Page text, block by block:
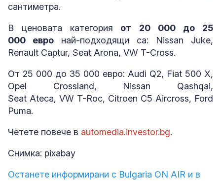
сантиметра.
В ценовата категория от 20 000 до 25
000 евро най-подходящи са: Nissan Juke,
Renault Captur, Seat Arona, VW T-Cross.
От 25 000 до 35 000 евро: Audi Q2, Fiat 500 X,
Opel Crossland, Nissan Qashqai,
Seat Ateca, VW T-Roc, Citroen C5 Aircross, Ford
Puma.
Четете повече в automedia.investor.bg.
Снимка: pixabay
Останете информирани с Bulgaria ON AIR и в